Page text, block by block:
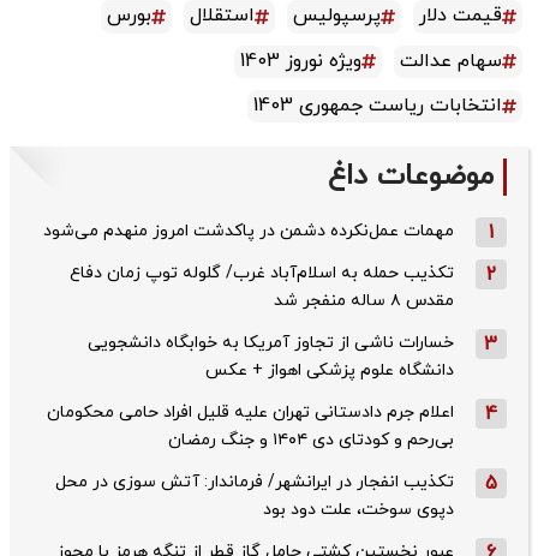
قیمت دلار پرسپولیس استقلال
بورس
سهام عدالت
ویژه نوروز 1403
انتخابات ریاست جمهوری 1403
موضوعات داغ
1 مهمات عمل‌نکرده دشمن در پاکدشت امروز منهدم می‌شود
2
تکذیب حمله به اسلام‌آباد غرب/ گلوله توپ زمان دفاع
مقدس ۸ ساله منفجر شد
3
خسارات ناشی از تجاوز آمریکا به خوابگاه دانشجویی
دانشگاه علوم پزشکی اهواز + عکس
4
اعلام جرم دادستانی تهران علیه قلیل افراد حامی محکومان
بی‌رحم و کودتای دی‌ ۱۴۰۴ و جنگ رمضان
5
تکذیب ‌انفجار در ایرانشهر/ فرماندار: آتش سوزی در محل
دپوی سوخت، علت دود بود